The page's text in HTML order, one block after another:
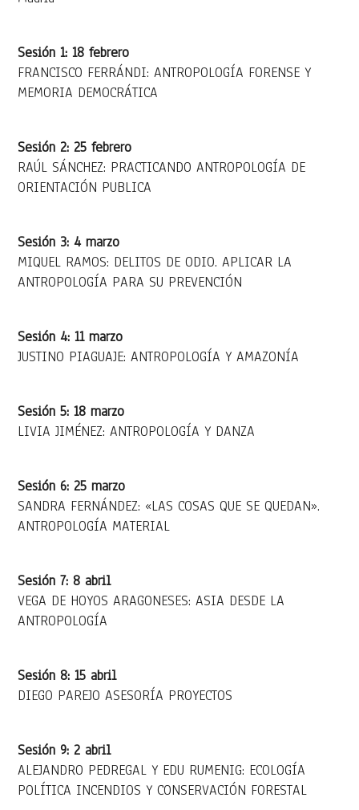
Sesión 1: 18 febrero
FRANCISCO FERRÁNDI: ANTROPOLOGÍA FORENSE Y
MEMORIA DEMOCRÁTICA
Sesión 2: 25 febrero
RAÚL SÁNCHEZ: PRACTICANDO ANTROPOLOGÍA DE
ORIENTACIÓN PUBLICA
Sesión 3: 4 marzo
MIQUEL RAMOS: DELITOS DE ODIO. APLICAR LA
ANTROPOLOGÍA PARA SU PREVENCIÓN
Sesión 4: 11 marzo
JUSTINO PIAGUAJE: ANTROPOLOGÍA Y AMAZONÍA
Sesión 5: 18 marzo
LIVIA JIMÉNEZ: ANTROPOLOGÍA Y DANZA
Sesión 6: 25 marzo
SANDRA FERNÁNDEZ: «LAS COSAS QUE SE QUEDAN».
ANTROPOLOGÍA MATERIAL
Sesión 7: 8 abril
VEGA DE HOYOS ARAGONESES: ASIA DESDE LA
ANTROPOLOGÍA
Sesión 8: 15 abril
DIEGO PAREJO ASESORÍA PROYECTOS
Sesión 9: 2 abril
ALEJANDRO PEDREGAL Y EDU RUMENIG: ECOLOGÍA
POLÍTICA INCENDIOS Y CONSERVACIÓN FORESTAL